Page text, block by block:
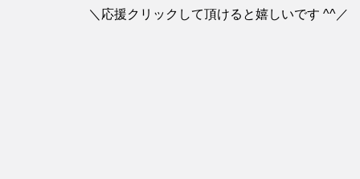
＼応援クリックして頂けると嬉しいです ^^／